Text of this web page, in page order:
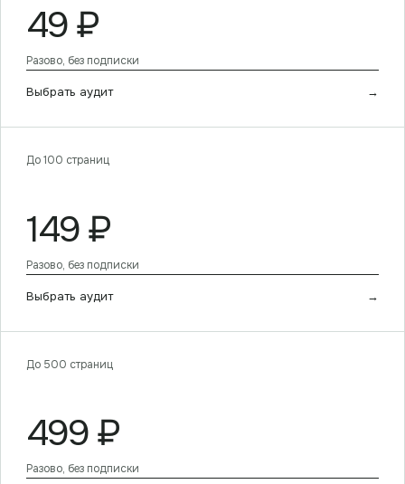
49₽
Разово, без подписки
Выбрать аудит →
До 100 страниц
149₽
Разово, без подписки
Выбрать аудит →
До 500 страниц
499₽
Разово, без подписки